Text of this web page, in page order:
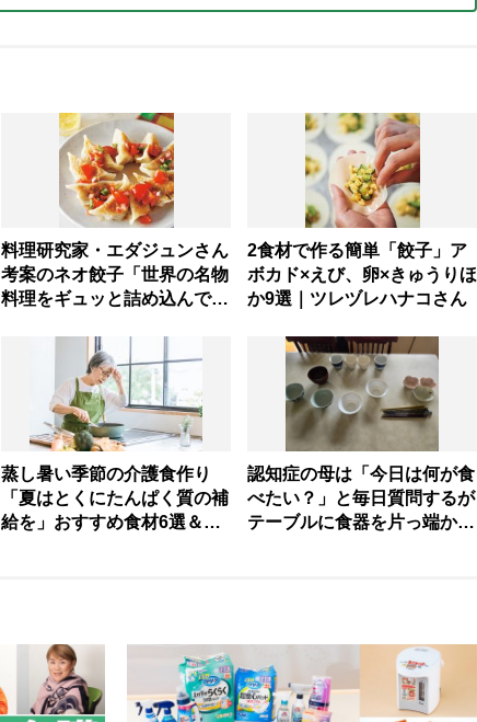
料理研究家・エダジュンさん
考案のネオ餃子「世界の名物
料理をギュッと詰め込んで包
2食材で作る簡単「餃子」ア
ボカド×えび、卵×きゅうりほ
か9選｜ツレヅレハナコさん
蒸し暑い季節の介護食作り
「夏はとくにたんぱく質の補
給を」おすすめ食材6選＆火
認知症の母は「今日は何が食
べたい？」と毎日質問するが
テーブルに食器を片っ端から